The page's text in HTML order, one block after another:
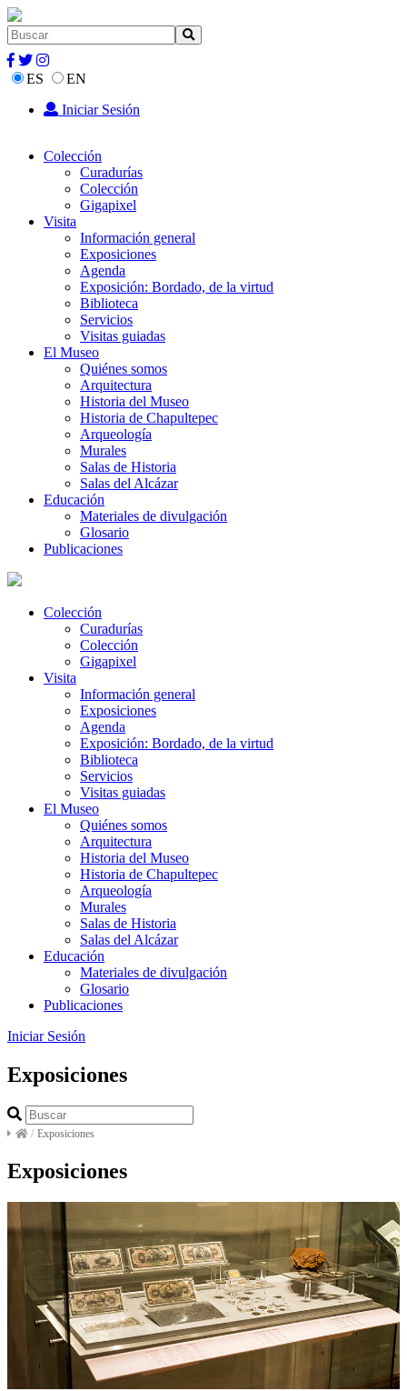
ES
EN
Iniciar Sesión
Colección
Curadurías
Colección
Gigapixel
Visita
Información general
Exposiciones
Agenda
Exposición: Bordado, de la virtud
Biblioteca
Servicios
Visitas guiadas
El Museo
Quiénes somos
Arquitectura
Historia del Museo
Historia de Chapultepec
Arqueología
Murales
Salas de Historia
Salas del Alcázar
Educación
Materiales de divulgación
Glosario
Publicaciones
Colección
Curadurías
Colección
Gigapixel
Visita
Información general
Exposiciones
Agenda
Exposición: Bordado, de la virtud
Biblioteca
Servicios
Visitas guiadas
El Museo
Quiénes somos
Arquitectura
Historia del Museo
Historia de Chapultepec
Arqueología
Murales
Salas de Historia
Salas del Alcázar
Educación
Materiales de divulgación
Glosario
Publicaciones
Iniciar Sesión
Exposiciones
/ Exposiciones
Exposiciones